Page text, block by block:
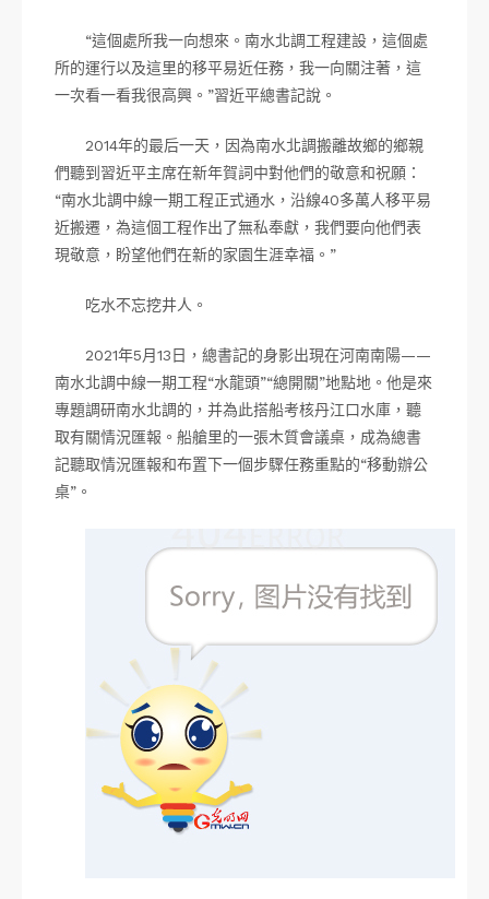
“這個處所我一向想來。南水北調工程建設，這個處
所的運行以及這里的移平易近任務，我一向關注著，這
一次看一看我很高興。”習近平總書記說。
2014年的最后一天，因為南水北調搬離故鄉的鄉親
們聽到習近平主席在新年賀詞中對他們的敬意和祝願：
“南水北調中線一期工程正式通水，沿線40多萬人移平易
近搬遷，為這個工程作出了無私奉獻，我們要向他們表
現敬意，盼望他們在新的家園生涯幸福。”
吃水不忘挖井人。
2021年5月13日，總書記的身影出現在河南南陽——
南水北調中線一期工程“水龍頭”“總開關”地點地。他是來
專題調研南水北調的，并為此搭船考核丹江口水庫，聽
取有關情況匯報。船艙里的一張木質會議桌，成為總書
記聽取情況匯報和布置下一個步驟任務重點的“移動辦公
桌”。